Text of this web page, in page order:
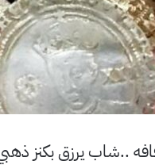
..شاب يرزق بكنز